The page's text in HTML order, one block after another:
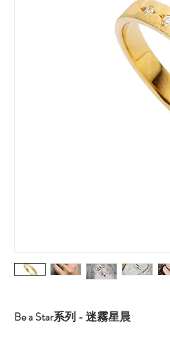
Be a Star系列 - 迷霧星晨